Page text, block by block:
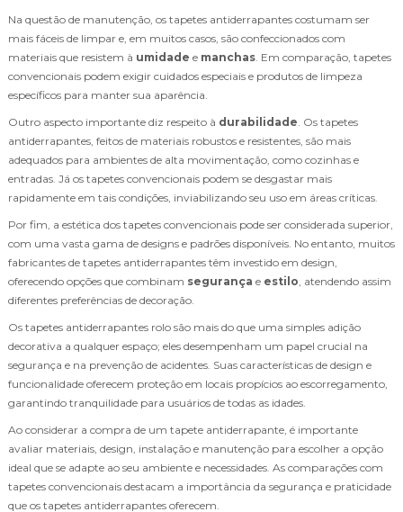
Na questão de manutenção, os tapetes antiderrapantes costumam ser
mais fáceis de limpar e, em muitos casos, são confeccionados com
materiais que resistem à umidade e manchas . Em comparação, tapetes
convencionais podem exigir cuidados especiais e produtos de limpeza
específicos para manter sua aparência.
Outro aspecto importante diz respeito à durabilidade . Os tapetes
antiderrapantes, feitos de materiais robustos e resistentes, são mais
adequados para ambientes de alta movimentação, como cozinhas e
entradas. Já os tapetes convencionais podem se desgastar mais
rapidamente em tais condições, inviabilizando seu uso em áreas críticas.
Por fim, a estética dos tapetes convencionais pode ser considerada superior,
com uma vasta gama de designs e padrões disponíveis. No entanto, muitos
fabricantes de tapetes antiderrapantes têm investido em design,
oferecendo opções que combinam segurança e estilo , atendendo assim
diferentes preferências de decoração.
Os tapetes antiderrapantes rolo são mais do que uma simples adição
decorativa a qualquer espaço; eles desempenham um papel crucial na
segurança e na prevenção de acidentes. Suas características de design e
funcionalidade oferecem proteção em locais propícios ao escorregamento,
garantindo tranquilidade para usuários de todas as idades.
Ao considerar a compra de um tapete antiderrapante, é importante
avaliar materiais, design, instalação e manutenção para escolher a opção
ideal que se adapte ao seu ambiente e necessidades. As comparações com
tapetes convencionais destacam a importância da segurança e praticidade
que os tapetes antiderrapantes oferecem.